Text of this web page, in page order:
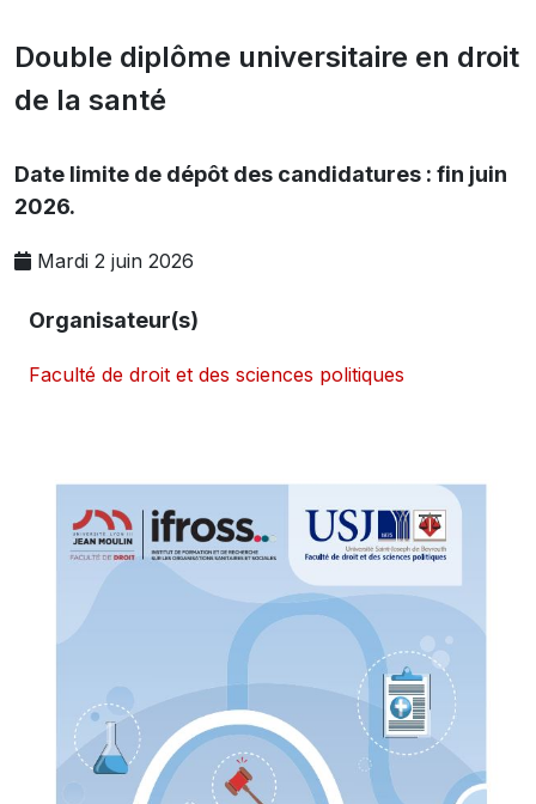
Double diplôme universitaire en droit
de la santé
Date limite de dépôt des candidatures : fin juin
2026.
Mardi 2 juin 2026
Organisateur(s)
Faculté de droit et des sciences politiques